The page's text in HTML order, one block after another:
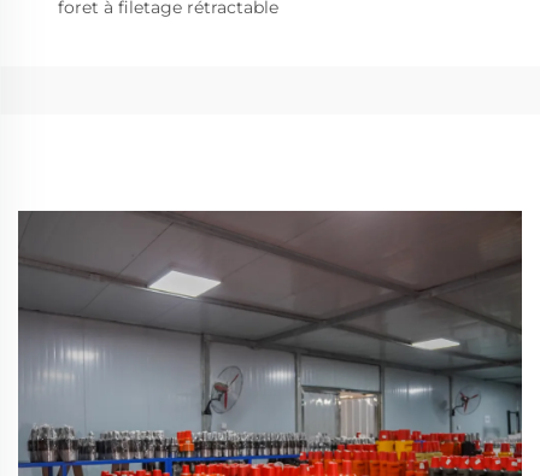
foret à filetage rétractable